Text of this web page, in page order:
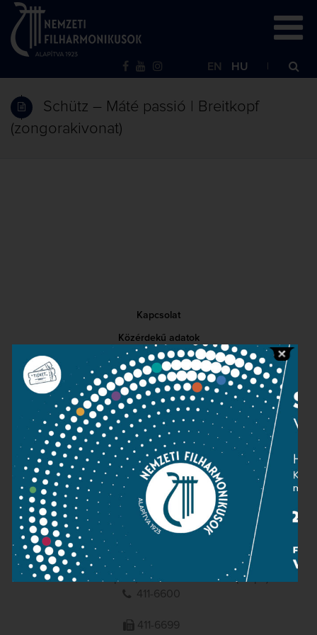
EN HU
Schütz – Máté passió | Breitkopf
(zongorakivonat)
Kapcsolat
Közérdekű adatok
Sajtószoba
Adatvédelem
Impresszum
NEMZETI
FILHARMONIKUSOK
1095 Budapest, Komor Marcell u. 1. (Müpa)
411-6600
411-6699